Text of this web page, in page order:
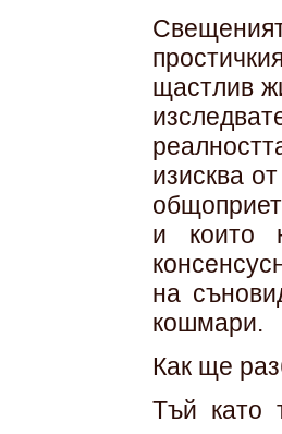
щастлив
изисква
и които
на
кошмари.
Как ще
Тъй като